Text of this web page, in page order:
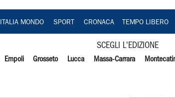
ITALIA MONDO SPORT CRONACA TEMPO LIBERO
SCEGLI L'EDIZIONE
Empoli Grosseto Lucca Massa-Carrara